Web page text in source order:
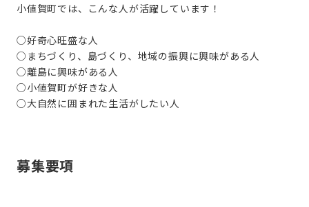
小値賀町では、こんな人が活躍しています！
○好奇心旺盛な人
○まちづくり、島づくり、地域の振興に興味がある人
○離島に興味がある人
○小値賀町が好きな人
募集要項